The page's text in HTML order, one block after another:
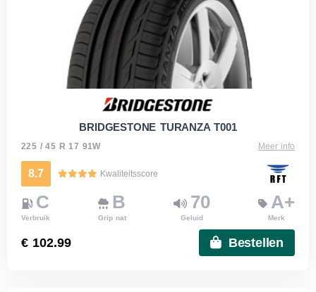
BRIDGESTONE TURANZA T001
225 / 45 R 17 91W Meer info
8.7 Kwaliteitsscore
C
Verbruik
B
Grip nat
70
Geluid
A+
Merk
€ 102.99 Bestellen